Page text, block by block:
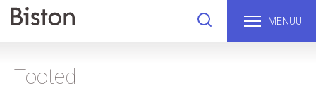
MENÜÜ
Tooted